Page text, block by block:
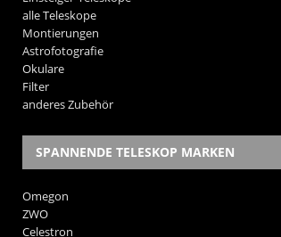
alle Teleskope
Montierungen
Astrofotografie
Okulare
Filter
anderes Zubehör
SPANNENDE TELESKOP MARKEN
Omegon
ZWO
Celestron